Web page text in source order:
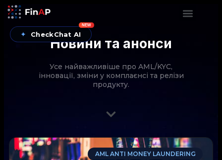
✦ CheckChat AI
NEW
Новини та анонси
Усе найважливіше про AML/KYC,
інновації, зміни у комплаєнсі та релізи
продукту.
AML ANTI MONEY LAUNDERING